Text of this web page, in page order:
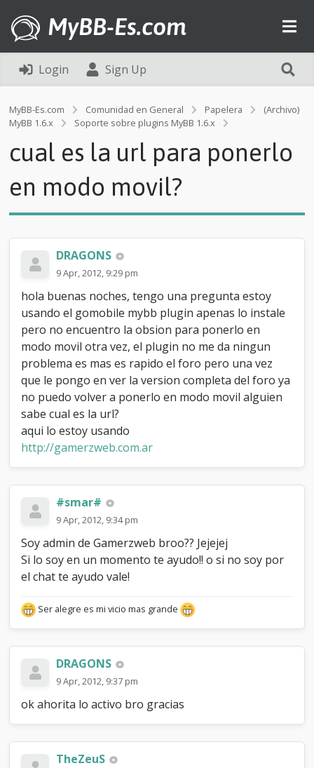
MyBB-Es.com
Login Sign Up
MyBB-Es.com Comunidad en General Papelera
(Archivo)
MyBB 1.6.x
Soporte sobre plugins MyBB 1.6.x
a
a
r
r
a
o
n
e
r
l
o
d
o
?
cual es la url para ponerlo
en modo movil?
DRAGONS
9 Apr, 2012, 9:29 pm
hola buenas noches, tengo una pregunta estoy
usando el gomobile mybb plugin apenas lo instale
pero no encuentro la obsion para ponerlo en
modo movil otra vez, el plugin no me da ningun
problema es mas es rapido el foro pero una vez
que le pongo en ver la version completa del foro ya
no puedo volver a ponerlo en modo movil alguien
sabe cual es la url?
aqui lo estoy usando
http://gamerzweb.com.ar
#smar#
9 Apr, 2012, 9:34 pm
Soy admin de Gamerzweb broo?? Jejejej
Si lo soy en un momento te ayudo!! o si no soy por
el chat te ayudo vale!
Ser alegre es mi vicio mas grande
DRAGONS
9 Apr, 2012, 9:37 pm
ok ahorita lo activo bro gracias
TheZeuS